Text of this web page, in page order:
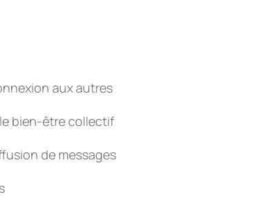
aux autres
bien-être collectif
de messages